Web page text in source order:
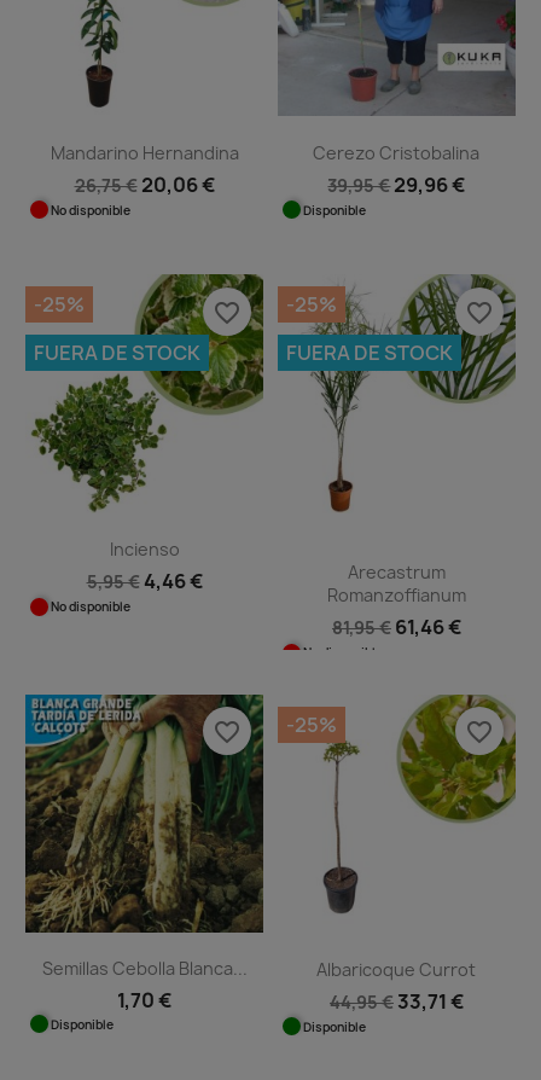
Mandarino Hernandina
26,75 € 20,06 €
No disponible
Cerezo Cristobalina
39,95 €29,96 €
Disponible
Incienso
5,95 € 4,46 €
No disponible
-25%
FUERA DE STOCK
favorite_border
Arecastrum
Romanzoffianum
81,95 € 61,46 €
No disponible
-25%
FUERA DE STOCK
favorite_border
Semillas Cebolla Blanca...
1,70 €
Disponible
favorite_border
Albaricoque Currot
44,95 € 33,71 €
Disponible
-25% favorite_border